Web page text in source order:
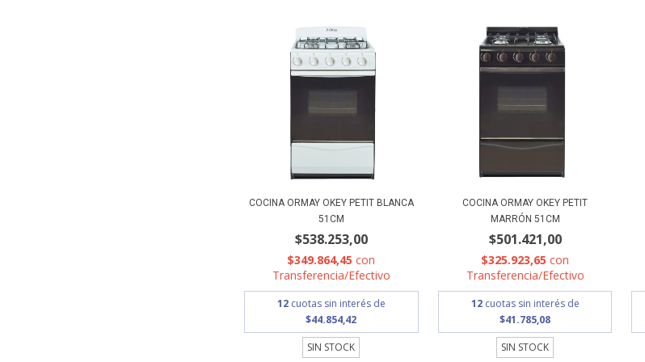
COCINA ORMAY OKEY PETIT BLANCA
51CM
$538.253,00
$349.864,45con
Transferencia/Efectivo
12 cuotas sin interés de
$44.854,42
SIN STOCK
COCINA ORMAY OKEY PETIT
MARRÓN 51CM
$501.421,00
$325.923,65con
Transferencia/Efectivo
12 cuotas sin interés de
$41.785,08
SIN STOCK